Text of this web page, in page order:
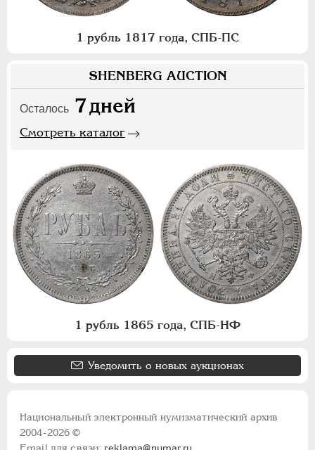
1 рубль 1817 года, СПБ-ПС
SHENBERG AUCTION
Осталось 7дней
Смотреть каталог
1 рубль 1865 года, СПБ-НФ
Уведомить о новых аукционах
Национальный электронный нумизматический архив
2004-2026 ©